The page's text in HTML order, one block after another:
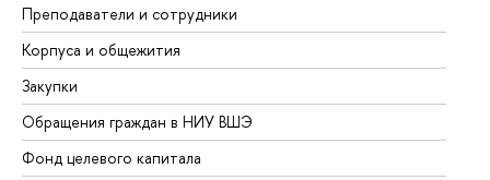
Преподаватели и сотрудники
Корпуса и общежития
Закупки
Обращения граждан в НИУ ВШЭ
Фонд целевого капитала